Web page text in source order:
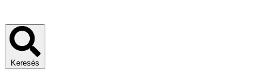
Keresés